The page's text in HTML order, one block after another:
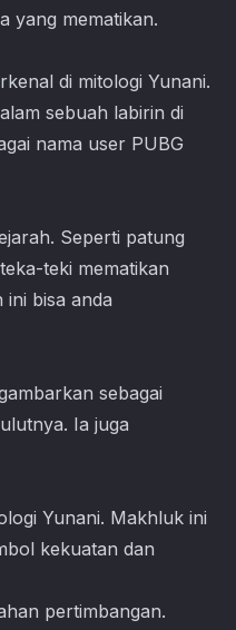
yang mematikan.
di mitologi Yunani.
sebuah labirin di
nama user PUBG
Seperti patung
teki mematikan
bisa anda
sebagai
Ia juga
Yunani. Makhluk ini
kekuatan dan
pertimbangan.